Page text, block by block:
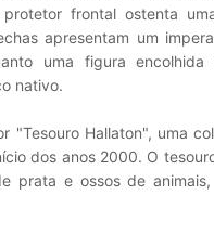
frontal ostenta
apresentam um
uma figura
nativo.
"Tesouro Hallaton", uma
dos anos 2000. O
prata e ossos de